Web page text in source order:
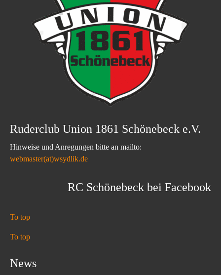
Ruderclub Union 1861 Schönebeck e.V.
Hinweise und Anregungen bitte an mailto:
webmaster(at)wsydlik.de
RC Schönebeck bei Facebook
To top
To top
News